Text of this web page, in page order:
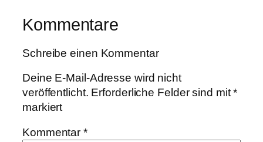
Kommentare
Schreibe einen Kommentar
Deine E-Mail-Adresse wird nicht
veröffentlicht. Erforderliche Felder sind mit*
markiert
Kommentar*